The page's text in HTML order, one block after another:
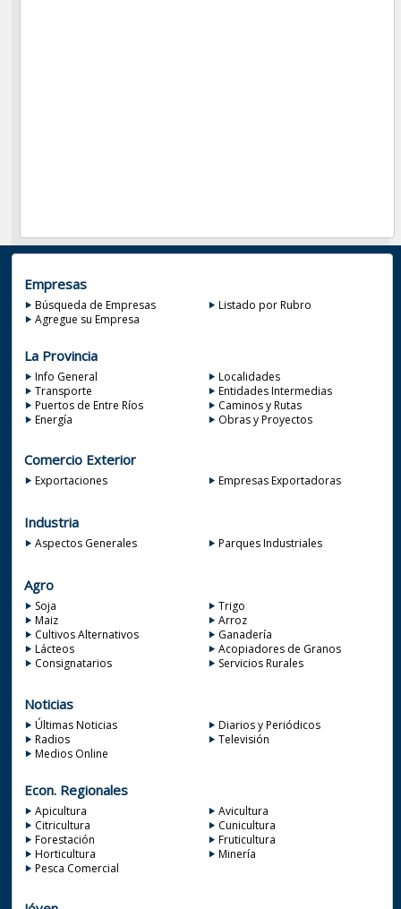
Empresas
Búsqueda de Empresas
Listado por Rubro
Agregue su Empresa
La Provincia
Info General
Localidades
Transporte
Entidades Intermedias
Puertos de Entre Ríos
Caminos y Rutas
Energía
Obras y Proyectos
Comercio Exterior
Exportaciones Empresas Exportadoras
Industria
Aspectos Generales Parques Industriales
Agro
Soja
Trigo
Maiz
Arroz
Cultivos Alternativos
Ganadería
Lácteos
Acopiadores de Granos
Consignatarios
Servicios Rurales
Noticias
Últimas Noticias
Diarios y Periódicos
Radios
Televisión
Medios Online
Econ. Regionales
Apicultura
Avicultura
Citricultura
Cunicultura
Forestación
Fruticultura
Horticultura
Minería
Pesca Comercial